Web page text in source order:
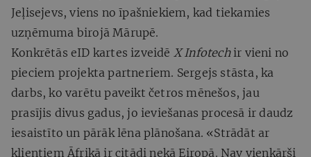
Jeļisejevs, viens no īpašniekiem, kad tiekamies
uzņēmuma birojā Mārupē.
Konkrētās eID kartes izveidē X Infotechir vieni no
pieciem projekta partneriem. Sergejs stāsta, ka
darbs, ko varētu paveikt četros mēnešos, jau
prasījis divus gadus, jo ieviešanas procesā ir daudz
iesaistīto un pārāk lēna plānošana. «Strādāt ar
klientiem Āfrikā ir citādi nekā Eiropā. Nav vienkārši